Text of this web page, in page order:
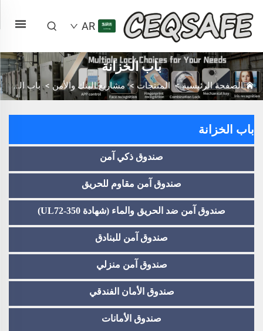
AR
باب الخزانة
الصفحة الرئيسية> المنتجات >مشاريع البنك والأمن > باب الخزانة
باب الخزانة
صندوق ذكي آمن
صندوق آمن مقاوم للحريق
صندوق آمن ضد الحريق والماء (شهادة UL72-350)
صندوق آمن للبنادق
صندوق آمن منزلي
صندوق الأمان الفندقي
صندوق الأمانات